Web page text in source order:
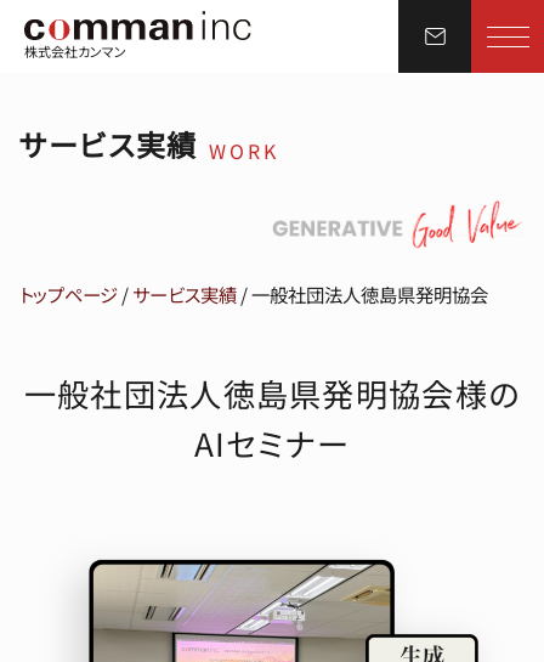
株式会社カンマン
サービス実績 WORK
トップページ/サービス実績/一般社団法人徳島県発明協会
一般社団法人徳島県発明協会様の
AIセミナー